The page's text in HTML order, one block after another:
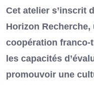
Cet atelier s’inscrit
Horizon
coopération
les capacités
promouvoir une